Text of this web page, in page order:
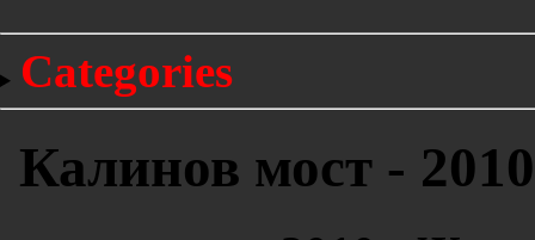
Categories
Калинов мост -